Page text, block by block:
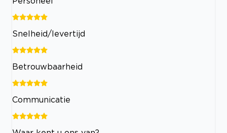
Snelheid/levertijd
Betrouwbaarheid
Communicatie